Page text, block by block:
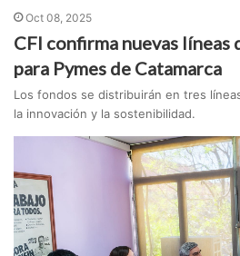
Oct 08, 2025
CFI confirma nuevas
para Pymes de Catamarca
Los fondos se distribuirán en tres
la innovación y la sostenibilidad.